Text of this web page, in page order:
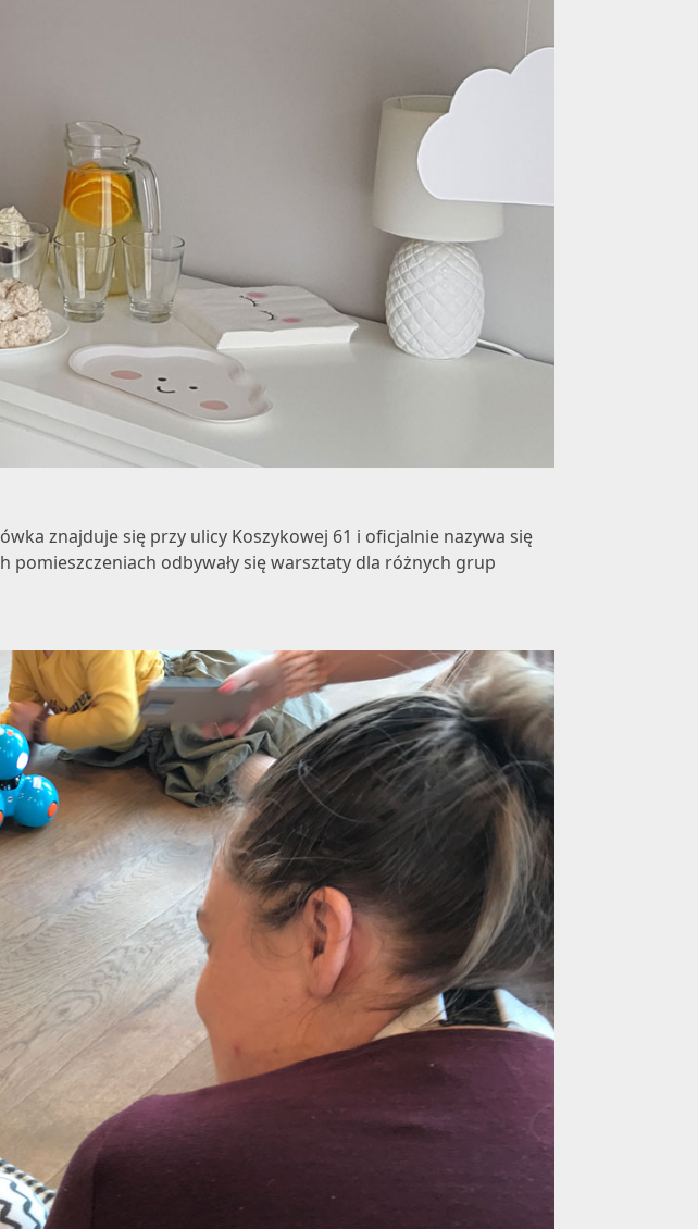
znajduje się przy ulicy Koszykowej 61 i oficjalnie nazywa się
pomieszczeniach odbywały się warsztaty dla różnych grup